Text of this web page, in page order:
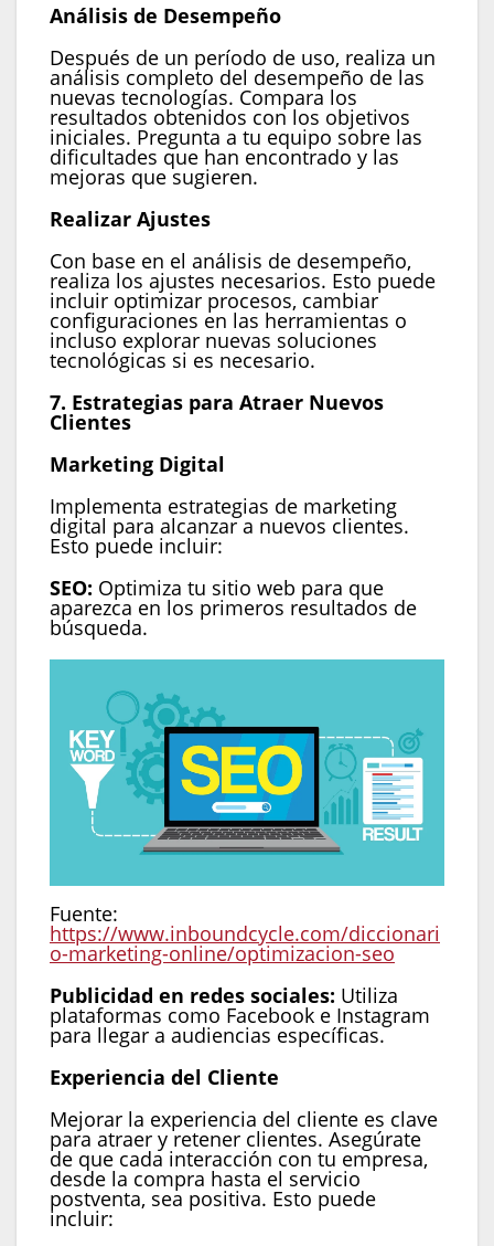
Análisis de Desempeño
Después de un período de uso, realiza un
análisis completo del desempeño de las
nuevas tecnologías. Compara los
resultados obtenidos con los objetivos
iniciales. Pregunta a tu equipo sobre las
dificultades que han encontrado y las
mejoras que sugieren.
Realizar Ajustes
Con base en el análisis de desempeño,
realiza los ajustes necesarios. Esto puede
incluir optimizar procesos, cambiar
configuraciones en las herramientas o
incluso explorar nuevas soluciones
tecnológicas si es necesario.
7. Estrategias para Atraer Nuevos
Clientes
Marketing Digital
Implementa estrategias de marketing
digital para alcanzar a nuevos clientes.
Esto puede incluir:
SEO: Optimiza tu sitio web para que
aparezca en los primeros resultados de
búsqueda.
Fuente:
https://www.inboundcycle.com/diccionari
o-marketing-online/optimizacion-seo
Publicidad en redes sociales: Utiliza
plataformas como Facebook e Instagram
para llegar a audiencias específicas.
Experiencia del Cliente
Mejorar la experiencia del cliente es clave
para atraer y retener clientes. Asegúrate
de que cada interacción con tu empresa,
desde la compra hasta el servicio
postventa, sea positiva. Esto puede
incluir: